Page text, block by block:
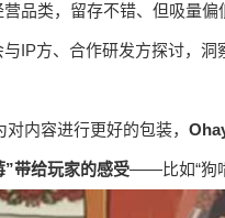
品类，留存不错、但吸量偏
IP方、合作研发方探讨，
内容进行更好的包装，
带给玩家的感受——比如“狗